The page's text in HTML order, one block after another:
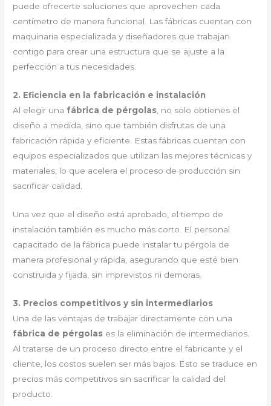
puede ofrecerte soluciones que aprovechen cada
centímetro de manera funcional. Las fábricas cuentan con
maquinaria especializada y diseñadores que trabajan
contigo para crear una estructura que se ajuste a la
perfección a tus necesidades.
2. Eficiencia en la fabricación e instalación
Al elegir una fábrica de pérgolas , no solo obtienes el
diseño a medida, sino que también disfrutas de una
fabricación rápida y eficiente. Estas fábricas cuentan con
equipos especializados que utilizan las mejores técnicas y
materiales, lo que acelera el proceso de producción sin
sacrificar calidad.
Una vez que el diseño está aprobado, el tiempo de
instalación también es mucho más corto. El personal
capacitado de la fábrica puede instalar tu pérgola de
manera profesional y rápida, asegurando que esté bien
construida y fijada, sin imprevistos ni demoras.
3. Precios competitivos y sin intermediarios
Una de las ventajas de trabajar directamente con una
fábrica de pérgolas es la eliminación de intermediarios.
Al tratarse de un proceso directo entre el fabricante y el
cliente, los costos suelen ser más bajos. Esto se traduce en
precios más competitivos sin sacrificar la calidad del
producto.